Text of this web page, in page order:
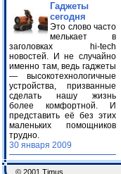
Гаджеты
сегодня
Это слово часто
мелькает в
заголовках hi-tech
новостей. И не случайно
именно там, ведь гаджеты
— высокотехнологичные
устройства, призванные
сделать нашу жизнь
более комфортной. И
представить её без этих
маленьких помощников
трудно.
30 января 2009
© 2001 Timus.